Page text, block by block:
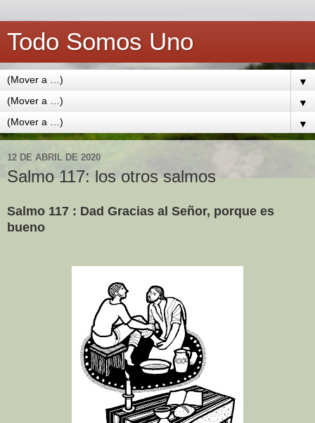
Todo Somos Uno
▼
▼
▼
12 DE ABRIL DE 2020
Salmo 117: los otros salmos
Salmo 117 : Dad Gracias al Señor, porque es
bueno